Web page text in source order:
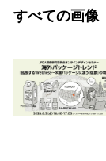
すべての画像